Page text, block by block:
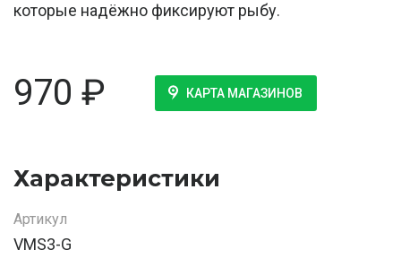
которые надёжно фиксируют рыбу.
970 ₽ КАРТА МАГАЗИНОВ
Характеристики
Артикул
VMS3-G